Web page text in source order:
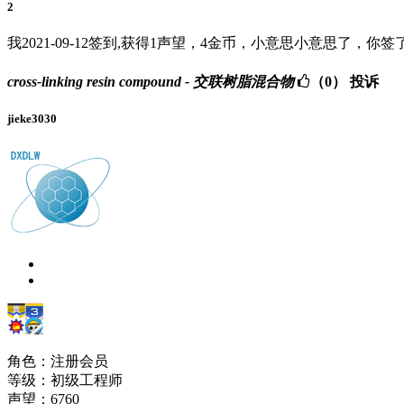
2
我2021-09-12签到,获得1声望，4金币，小意思小意思了，你签
cross-linking resin compound - 交联树脂混合物 （0） 投诉
jieke3030
角色：注册会员
等级：初级工程师
声望： 6760